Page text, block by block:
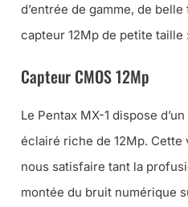
d’entrée de gamme, de
capteur 12Mp de petite taille :
Capteur CMOS 12Mp
Le Pentax MX-1 dispose
éclairé riche de 12Mp. Cette
nous satisfaire tant la
montée du bruit numérique